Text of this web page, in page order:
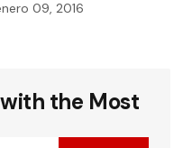
09, 2016
the Most